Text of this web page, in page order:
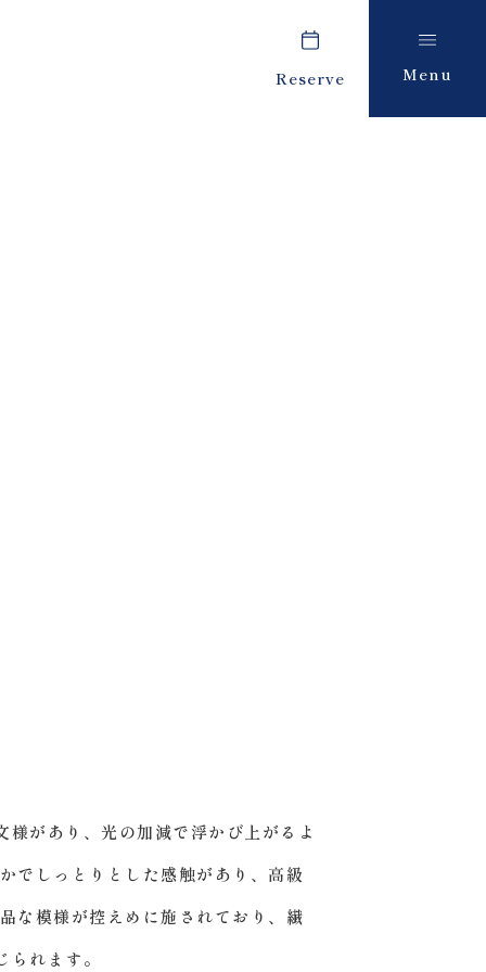
Reserve Menu
様があり、光の加減で浮かび上がるよ
でしっとりとした感触があり、高級
な模様が控えめに施されており、繊
れます。